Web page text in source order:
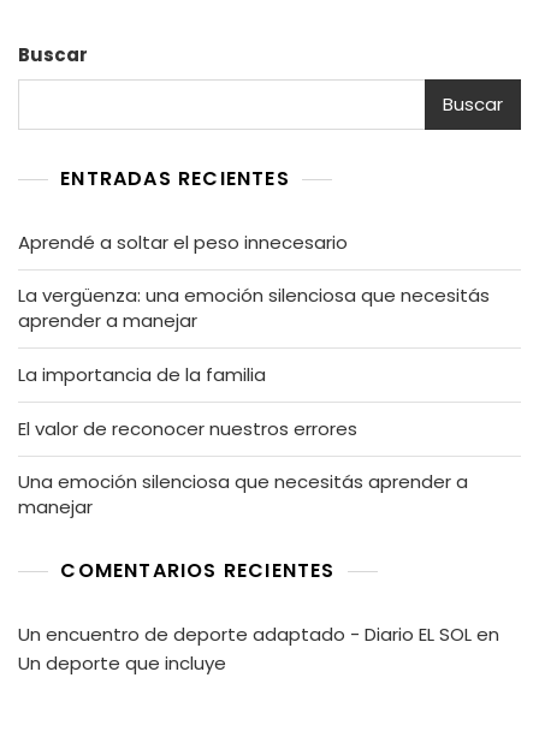
Buscar
Buscar
ENTRADAS RECIENTES
Aprendé a soltar el peso innecesario
La vergüenza: una emoción silenciosa que necesitás
aprender a manejar
La importancia de la familia
El valor de reconocer nuestros errores
Una emoción silenciosa que necesitás aprender a
manejar
COMENTARIOS RECIENTES
Un encuentro de deporte adaptado - Diario EL SOLen
Un deporte que incluye